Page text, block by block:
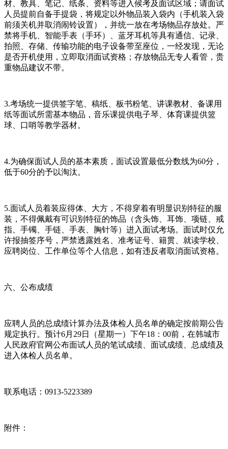
材、教具、笔记、纸条、资料等进入候考及面试区域；请面试
人员提前自备手提袋，将规定以外物品装入袋内（手机装入袋
前须关机并取消闹铃设置），并统一放在考场物品存放处。严
禁将手机、智能手表（手环）、蓝牙耳机等具有通信、记录、
拍照、存储、传输功能的电子设备带至座位，一经发现，无论
是否开机使用，立即取消面试资格；存放物品无专人看管，贵
重物品建议不带。
3.考场统一提供签字笔、稿纸、板书粉笔、讲课教材、备课用
纸等面试所需基本物品，音乐课提供电子琴、体育课提供篮
球、口哨等教学器材。
4.为确保面试人员的基本素质，面试设置最低分数线为60分，
低于60分的予以淘汰。
5.面试人员着装应得体、大方，不得穿着有明显识别特征的服
装，不得佩戴有可识别特征的饰品（含头饰、耳饰、项链、戒
指、手镯、手链、手表、胸针等）进入面试考场。面试时仅允
许报抽签序号，严禁透露姓名、准考证号、籍贯、就读学校、
应聘岗位、工作单位等个人信息，如有违反者取消面试资格。
六、公布成绩
应聘人员的总成绩计算办法及体检人员名单的确定按前期公告
规定执行。预计6月29日（星期一）下午18：00前，在韩城市
人民政府官网公布面试人员的笔试成绩、面试成绩、总成绩及
进入体检人员名单。
联系电话：0913-5223389
附件：